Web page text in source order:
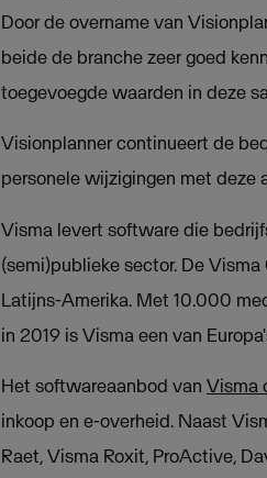
Door de overname van
beide de branche zeer goed
toegevoegde waarden in deze
Visionplanner continueert de
personele wijzigingen met deze
Visma levert software die
(semi)publieke sector. De
Latijns-Amerika. Met 10.000
in 2019 is Visma een van
Het softwareaanbod van Visma
inkoop en e-overheid. Naast
Raet, Visma Roxit, ProActive,